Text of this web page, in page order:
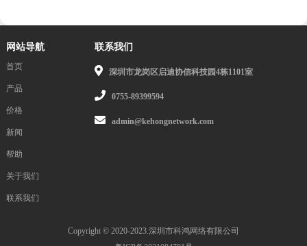
网站导航
首页
产品
价格
新闻
帮助
关于我们
联系我们
联系我们
深圳市龙岗区启迪协信科技园4栋1101室
0755-89399594
admin@kehongnetwork.com
Copyright © 2020-2023.深圳市科鸿网络有限公司